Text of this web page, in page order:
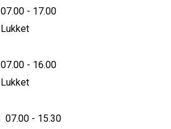
07.00 - 17.00
Lukket
07.00 - 16.00
Lukket
07.00 - 15.30